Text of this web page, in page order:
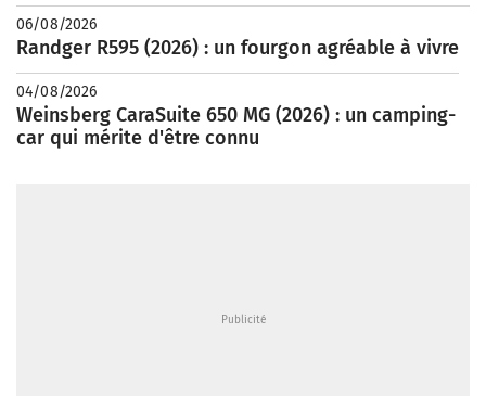
06/08/2026
Randger R595 (2026) : un fourgon agréable à vivre
04/08/2026
Weinsberg CaraSuite 650 MG (2026) : un camping-
car qui mérite d'être connu